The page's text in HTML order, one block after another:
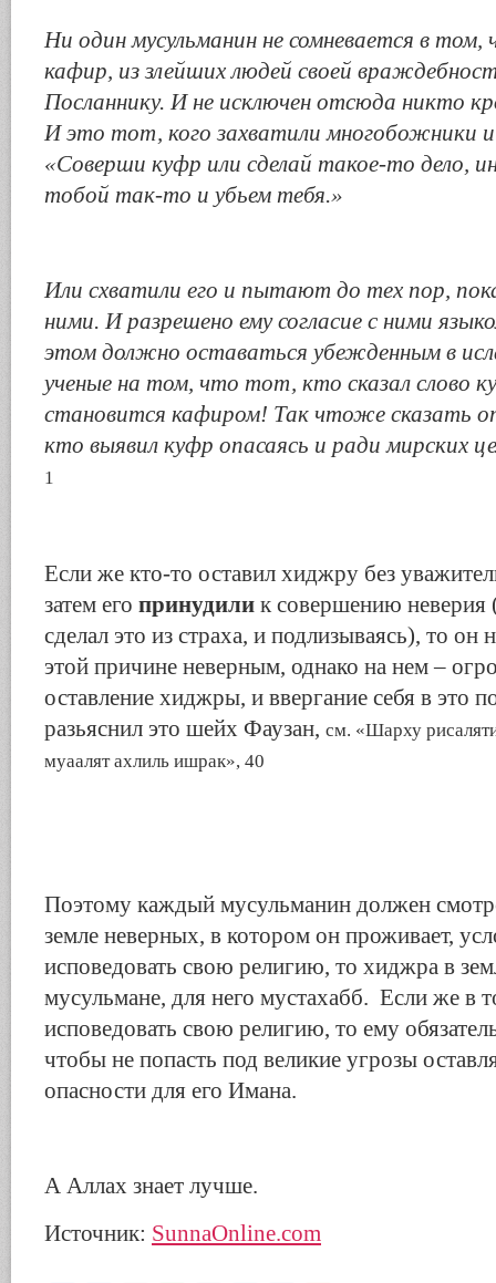
Ни один мусульманин не сомневается в том,
кафир, из злейших людей своей
Посланнику. И не исключен отсюда никто
И это тот, кого захватили многобожники и
«Соверши куфр или сделай такое-то дело,
тобой так-то и убьем тебя.»
Или схватили его и пытают до тех пор,
ними. И разрешено ему согласие с ними
этом должно оставаться убежденным в
ученые на том, что тот, кто сказал слово
становится кафиром! Так чтоже сказать
кто выявил куфр опасаясь и ради мирских
1
Если же кто-то оставил хиджру без
затем его принудили к совершению неверия
сделал это из страха, и подлизываясь), то он
этой причине неверным, однако на нем –
оставление хиджры, и ввергание себя в это
разьяснил это шейх Фаузан, см. «Шарху
муаалят ахлиль ишрак», 40
Поэтому каждый мусульманин должен
земле неверных, в котором он проживает,
исповедовать свою религию, то хиджра в
мусульмане, для него мустахабб. Если же в
исповедовать свою религию, то ему
чтобы не попасть под великие угрозы
опасности для его Имана.
А Аллах знает лучше.
Источник: SunnaOnline.com